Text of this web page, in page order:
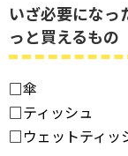
いざ必要になっ
っと買えるもの
□傘
□ティッシュ
□ウェットティッ